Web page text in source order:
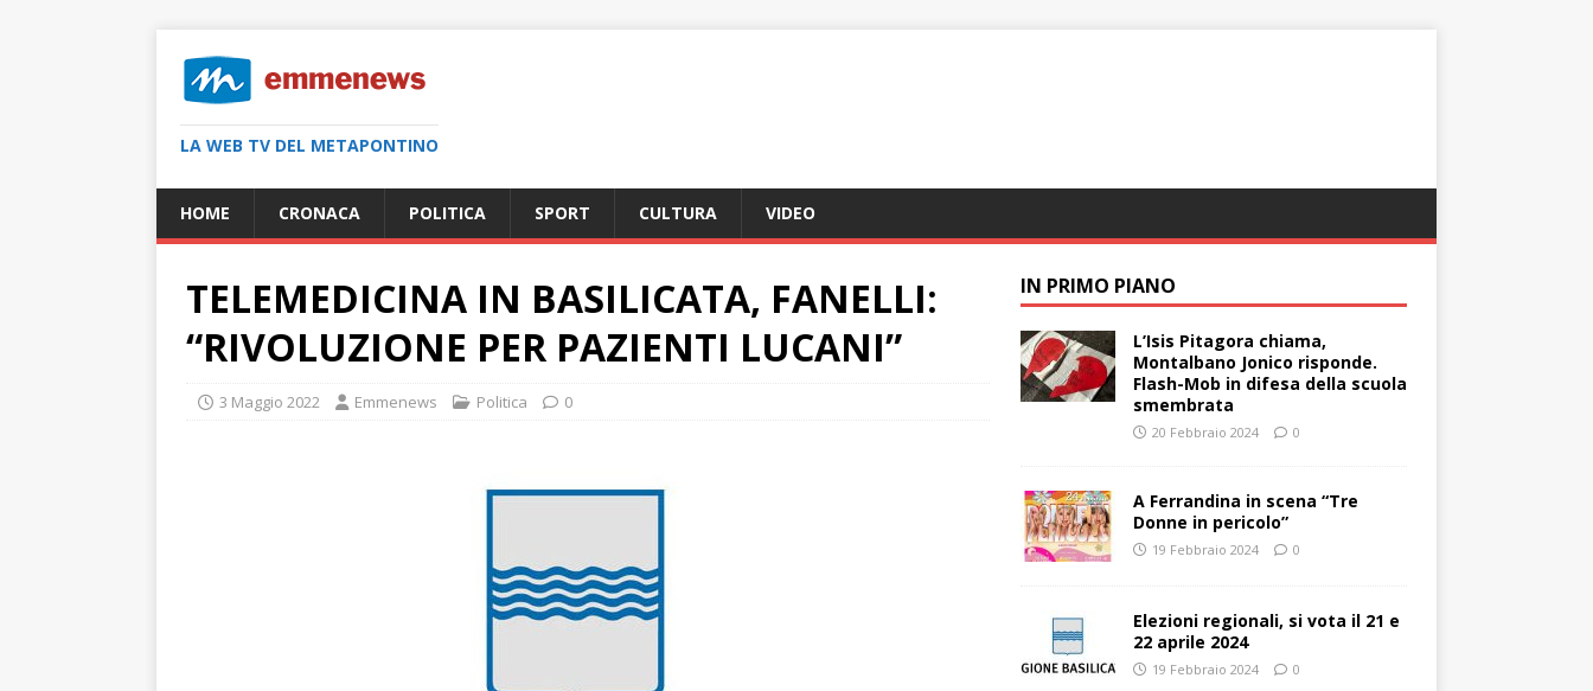
LA WEB TV DEL METAPONTINO
HOME CRONACA POLITICA SPORT CULTURA VIDEO
TELEMEDICINA IN BASILICATA, FANELLI:
“RIVOLUZIONE PER PAZIENTI LUCANI”
3 Maggio 2022 Emmenews Politica 0
IN PRIMO PIANO
L’Isis Pitagora chiama,
Montalbano Jonico risponde.
Flash-Mob in difesa della scuola
smembrata
20 Febbraio 2024 0
A Ferrandina in scena “Tre
Donne in pericolo”
19 Febbraio 2024 0
Elezioni regionali, si vota il 21 e
22 aprile 2024
19 Febbraio 2024 0